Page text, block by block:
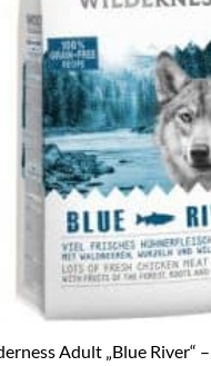
Adult „Blue River“